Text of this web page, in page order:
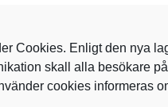
Cookies. Enligt den nya
skall alla besökare på
cookies informeras